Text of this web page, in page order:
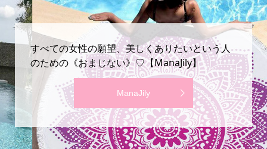
すべての女性の願望、美しくありたいという人
のための《おまじない》♡【ManaJily】
ManaJily